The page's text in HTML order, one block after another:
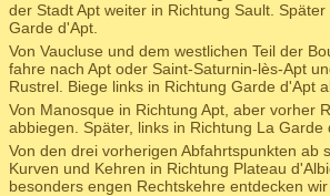
der Stadt Apt weiter in Richtung Sault.
Garde d'Apt.
Von Vaucluse und dem westlichen Teil der
fahre nach Apt oder Saint-Saturnin-lès-Apt
Rustrel. Biege links in Richtung Garde d'Apt
Von Manosque in Richtung Apt, aber vorher
abbiegen. Später, links in Richtung La Garde
Von den drei vorherigen Abfahrtspunkten ab
Kurven und Kehren in Richtung Plateau
besonders engen Rechtskehre entdecken wir